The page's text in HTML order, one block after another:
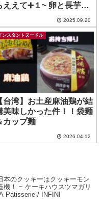
ええて➕１~ 卵と長芋が
2025.09.20
ンスタントヌードル
台湾】お土産麻油鶏が結
美味しかった件！！袋麺
カップ麺
2026.04.12
本のクッキーはクッキーモン
機！ ~ ケーキハウスツマガリ
/ SHIZUKA Patisserie / INFINI